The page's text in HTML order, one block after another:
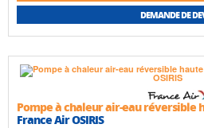
DEMANDE DE
Pompe à chaleur air-eau réversible
France Air OSIRIS